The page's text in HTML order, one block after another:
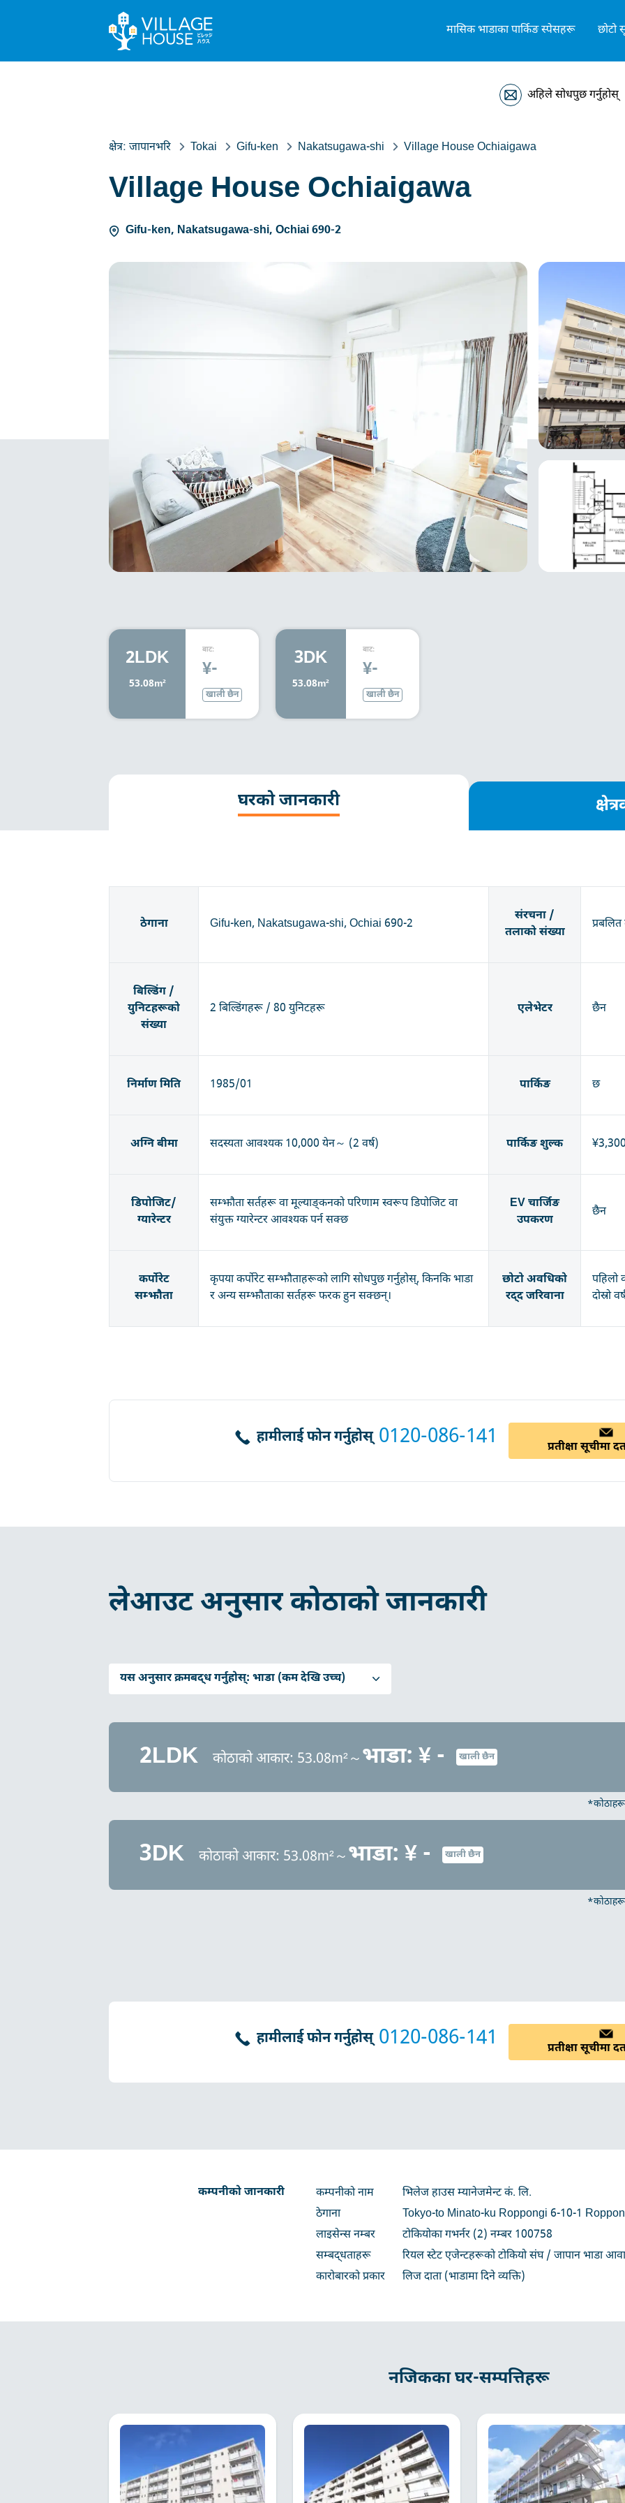
मासिक भाडाका पार्किङ स्पेसहरू छोटो
अहिले सोधपुछ गर्नुहोस्
क्षेत्र: जापानभरि Tokai Gifu-ken Nakatsugawa-shi Village House Ochiaigawa
Village House Ochiaigawa
Gifu-ken, Nakatsugawa-shi, Ochiai 690-2
2LDK
53.08m²
बाट:
¥-
खाली छैन
3DK
53.08m²
बाट:
¥-
खाली छैन
घरको जानकारी
ठेगाना Gifu-ken, Nakatsugawa-shi, Ochiai 690-2
संरचना /
तलाको संख्या
बिल्डिंग /
युनिटहरूको
संख्या
2 बिल्डिंगहरू / 80 युनिटहरू एलेभेटर छैन
निर्माण मिति 1985/01 पार्किङ छ
अग्नि बीमा सदस्यता आवश्यक 10,000 येन～ (2 वर्ष) पार्किङ शुल्क
डिपोजिट/
ग्यारेन्टर
सम्झौता सर्तहरू वा मूल्याङ्कनको परिणाम स्वरूप डिपोजिट वा
संयुक्त ग्यारेन्टर आवश्यक पर्न सक्छ
EV चार्जिङ
उपकरण
छैन
कर्पोरेट
सम्झौता
कृपया कर्पोरेट सम्झौताहरूको लागि सोधपुछ गर्नुहोस्, किनकि भाडा
र अन्य सम्झौताका सर्तहरू फरक हुन सक्छन्।
छोटो अवधिको
रद्द जरिवाना
पहिलो
दोस्रो
हामीलाई फोन गर्नुहोस् 0120-086-141 प्रतीक्षा सूचीमा
लेआउट अनुसार कोठाको जानकारी
यस अनुसार क्रमबद्ध गर्नुहोस्: भाडा (कम देखि उच्च)
2LDK कोठाको आकार: 53.08m²～भाडा: ¥ - खाली छैन
*कोठाहरू
3DK कोठाको आकार: 53.08m²～भाडा: ¥ - खाली छैन
*कोठाहरू
हामीलाई फोन गर्नुहोस् 0120-086-141 प्रतीक्षा सूचीमा
कम्पनीको जानकारी कम्पनीको नाम
भिलेज हाउस म्यानेजमेन्ट कं. लि.
ठेगाना
Tokyo-to Minato-ku Roppongi 6-10-1
लाइसेन्स नम्बर
टोकियोका गभर्नर (2) नम्बर 100758
सम्बद्धताहरू
रियल स्टेट एजेन्टहरूको टोकियो संघ / जापान भाडा
कारोबारको प्रकार
लिज दाता (भाडामा दिने व्यक्ति)
नजिकका घर-सम्पत्तिहरू